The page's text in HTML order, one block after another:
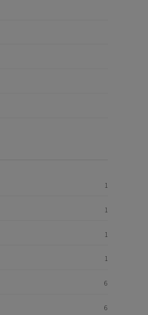
1
1
1
1
6
6